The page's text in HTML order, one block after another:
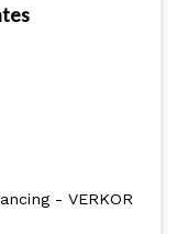
- VERKOR